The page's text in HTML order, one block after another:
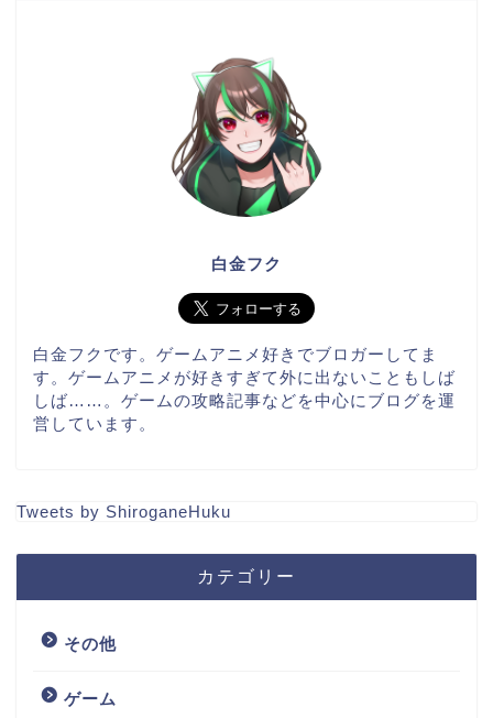
白金フク
白金フクです。ゲームアニメ好きでブロガーしてま
す。ゲームアニメが好きすぎて外に出ないこともしば
しば……。ゲームの攻略記事などを中心にブログを運
営しています。
Tweets by ShiroganeHuku
カテゴリー
その他
ゲーム